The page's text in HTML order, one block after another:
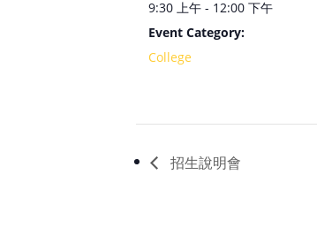
9:30 上午 - 12:00 下午
Event Category:
College
招生說明會